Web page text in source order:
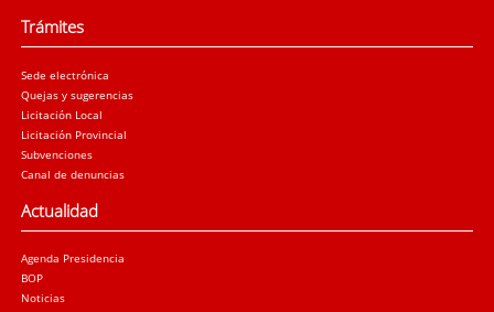
Trámites
Sede electrónica
Quejas y sugerencias
Licitación Local
Licitación Provincial
Subvenciones
Canal de denuncias
Actualidad
Agenda Presidencia
BOP
Noticias